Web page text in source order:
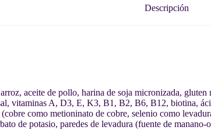
Descripción
aceite de pollo, harina de soja micronizada,
vitaminas A, D3, E, K3, B1, B2, B6, B12, biotina,
como metioninato de cobre, selenio como
de potasio, paredes de levadura (fuente de